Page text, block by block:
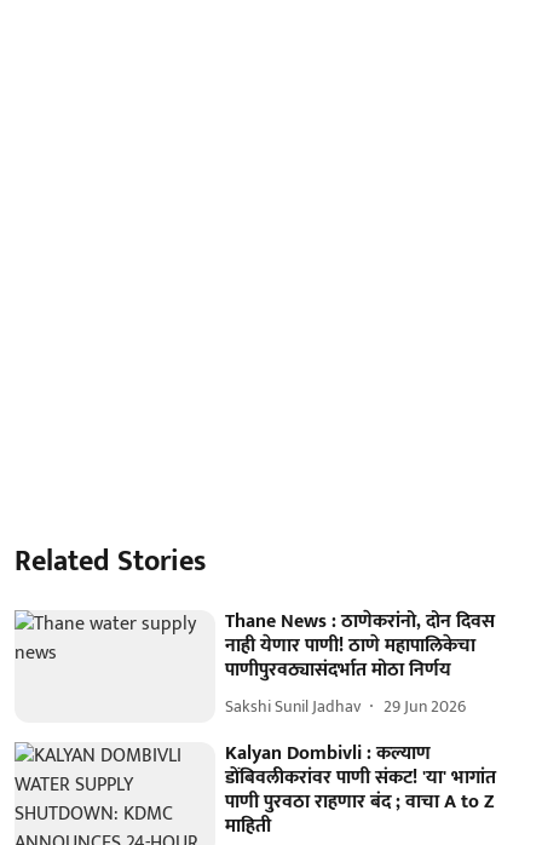
Related Stories
Thane News : ठाणेकरांनो, दोन दिवस
नाही येणार पाणी! ठाणे महापालिकेचा
पाणीपुरवठ्यासंदर्भात मोठा निर्णय
Sakshi Sunil Jadhav 29 Jun 2026
Kalyan Dombivli : कल्याण
डोंबिवलीकरांवर पाणी संकट! 'या' भागांत
पाणी पुरवठा राहणार बंद ; वाचा A to Z
माहिती